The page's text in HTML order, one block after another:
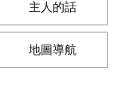
主人的話
地圖導航